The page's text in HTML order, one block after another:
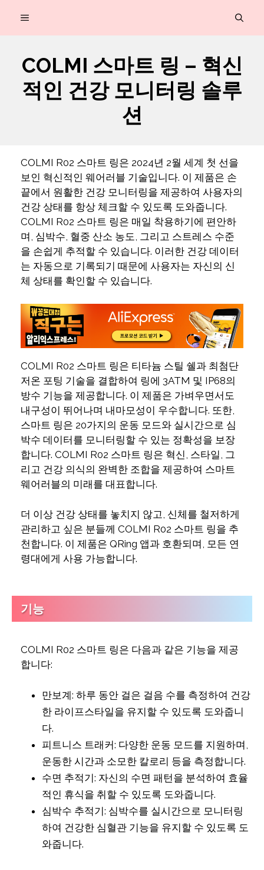
MENU
COLMI 스마트 링 – 혁신
적인 건강 모니터링 솔루
션
COLMI R02 스마트 링은 2024년 2월 세계 첫 선을
보인 혁신적인 웨어러블 기술입니다. 이 제품은 손
끝에서 원활한 건강 모니터링을 제공하여 사용자의
건강 상태를 항상 체크할 수 있도록 도와줍니다.
COLMI R02 스마트 링은 매일 착용하기에 편안하
며, 심박수, 혈중 산소 농도, 그리고 스트레스 수준
을 손쉽게 추적할 수 있습니다. 이러한 건강 데이터
는 자동으로 기록되기 때문에 사용자는 자신의 신
체 상태를 확인할 수 있습니다.
COLMI R02 스마트 링은 티타늄 스틸 쉘과 최첨단
저온 포팅 기술을 결합하여 링에 3ATM 및 IP68의
방수 기능을 제공합니다. 이 제품은 가벼우면서도
내구성이 뛰어나며 내마모성이 우수합니다. 또한,
스마트 링은 20가지의 운동 모드와 실시간으로 심
박수 데이터를 모니터링할 수 있는 정확성을 보장
합니다. COLMI R02 스마트 링은 혁신, 스타일, 그
리고 건강 의식의 완벽한 조합을 제공하여 스마트
웨어러블의 미래를 대표합니다.
더 이상 건강 상태를 놓치지 않고, 신체를 철저하게
관리하고 싶은 분들께 COLMI R02 스마트 링을 추
천합니다. 이 제품은 QRing 앱과 호환되며, 모든 연
령대에게 사용 가능합니다.
기능
COLMI R02 스마트 링은 다음과 같은 기능을 제공
합니다:
만보계: 하루 동안 걸은 걸음 수를 측정하여 건강
한 라이프스타일을 유지할 수 있도록 도와줍니
다.
피트니스 트래커: 다양한 운동 모드를 지원하며,
운동한 시간과 소모한 칼로리 등을 측정합니다.
수면 추적기: 자신의 수면 패턴을 분석하여 효율
적인 휴식을 취할 수 있도록 도와줍니다.
심박수 추적기: 심박수를 실시간으로 모니터링
하여 건강한 심혈관 기능을 유지할 수 있도록 도
와줍니다.